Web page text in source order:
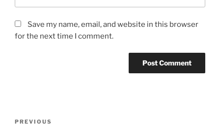
Save my name, email, and website in this browser
for the next time I comment.
Previous
PREVIOUS